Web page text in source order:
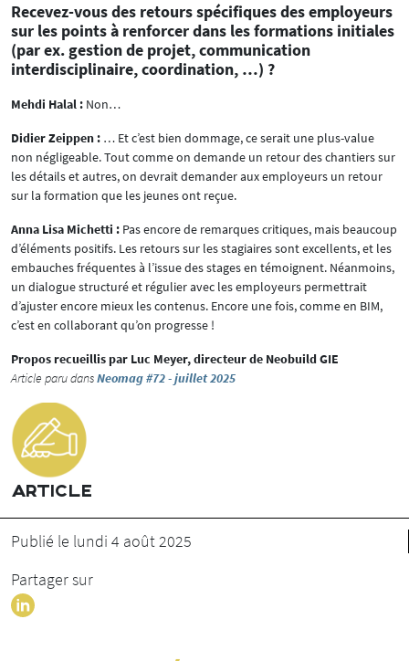
Recevez-vous des retours spécifiques des employeurs
sur les points à renforcer dans les formations initiales
(par ex. gestion de projet, communication
interdisciplinaire, coordination, …) ?
Mehdi Halal : Non…
Didier Zeippen : … Et c’est bien dommage, ce serait une plus-value
non négligeable. Tout comme on demande un retour des chantiers sur
les détails et autres, on devrait demander aux employeurs un retour
sur la formation que les jeunes ont reçue.
Anna Lisa Michetti : Pas encore de remarques critiques, mais beaucoup
d’éléments positifs. Les retours sur les stagiaires sont excellents, et les
embauches fréquentes à l’issue des stages en témoignent. Néanmoins,
un dialogue structuré et régulier avec les employeurs permettrait
d’ajuster encore mieux les contenus. Encore une fois, comme en BIM,
c’est en collaborant qu’on progresse !
Propos recueillis par Luc Meyer, directeur de Neobuild GIE
Article paru dansNeomag #72 - juillet 2025
ARTICLE
Publié le lundi 4 août 2025
Partager sur